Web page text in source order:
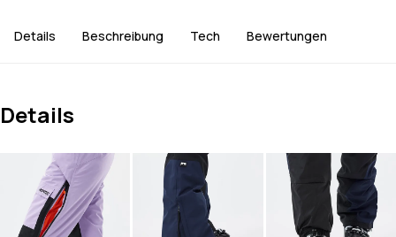
Details Beschreibung Tech Bewertungen
Details